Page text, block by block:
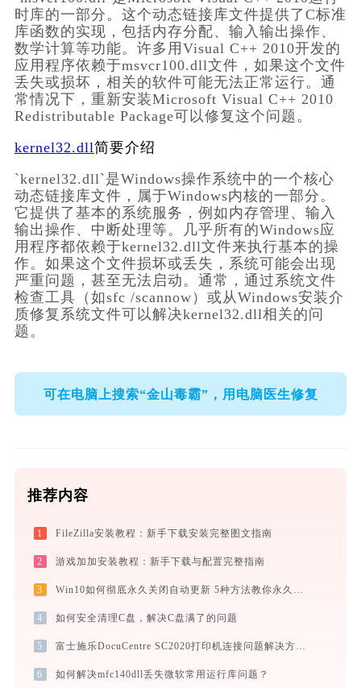
时库的一部分。这个动态链接库文件提供了C标准
库函数的实现，包括内存分配、输入输出操作、
数学计算等功能。许多用Visual C++ 2010开发的
应用程序依赖于msvcr100.dll文件，如果这个文件
丢失或损坏，相关的软件可能无法正常运行。通
常情况下，重新安装Microsoft Visual C++ 2010
Redistributable Package可以修复这个问题。
kernel32.dll简要介绍
`kernel32.dll`是Windows操作系统中的一个核心
动态链接库文件，属于Windows内核的一部分。
它提供了基本的系统服务，例如内存管理、输入
输出操作、中断处理等。几乎所有的Windows应
用程序都依赖于kernel32.dll文件来执行基本的操
作。如果这个文件损坏或丢失，系统可能会出现
严重问题，甚至无法启动。通常，通过系统文件
检查工具（如sfc /scannow）或从Windows安装介
质修复系统文件可以解决kernel32.dll相关的问
题。
可在电脑上搜索“金山毒霸”，用电脑医生修复
推荐内容
1 FileZilla安装教程：新手下载安装完整图文指南
2 游戏加加安装教程：新手下载与配置完整指南
3 Win10如何彻底永久关闭自动更新 5种方法教你永久关闭win10自动更新
4 如何安全清理C盘，解决C盘满了的问题
5 富士施乐DocuCentre SC2020打印机连接问题解决方法 -金山毒霸
6 如何解决mfc140dll丢失微软常用运行库问题？